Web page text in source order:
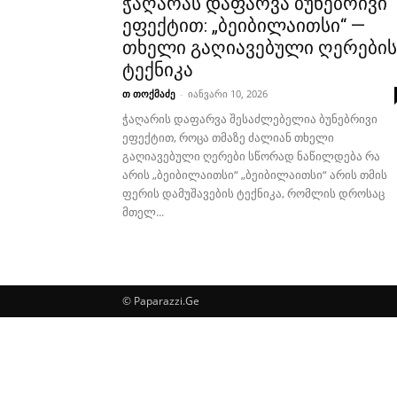
ეფექტით: „ბეიბილაითსი“ —
თხელი გაღიავებული ღერების
ტექნიკა
თ თოქმაძე - იანვარი 10, 2026
ჭაღარის დაფარვა შესაძლებელია ბუნებრივი
ეფექტით, როცა თმაზე ძალიან თხელი
გაღიავებული ღერები სწორად ნაწილდება რა
არის „ბეიბილაითსი“ „ბეიბილაითსი“ არის თმის
ფერის დამუშავების ტექნიკა, რომლის დროსაც
მთელ...
© Paparazzi.Ge